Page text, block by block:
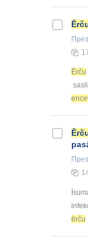
Ērču
ērču